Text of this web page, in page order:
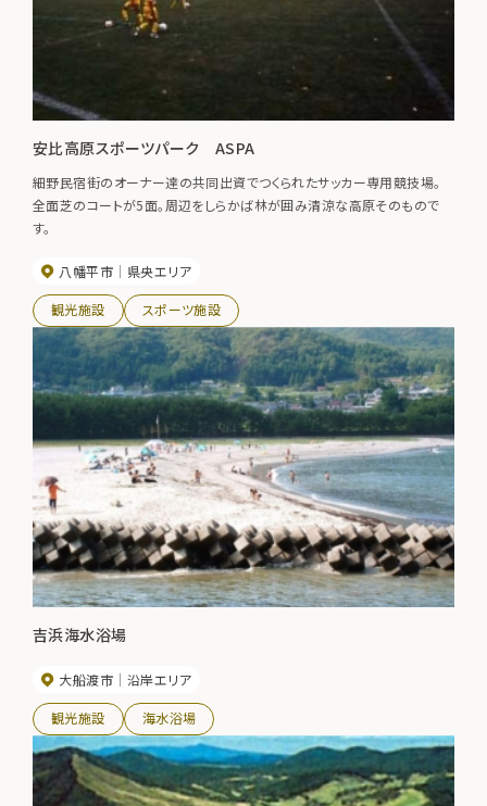
安比高原スポーツパーク ASPA
細野民宿街のオーナー達の共同出資でつくられたサッカー専用競技場。
全面芝のコートが5面。周辺をしらかば林が囲み清涼な高原そのもので
す。
八幡平市 県央エリア
観光施設 スポーツ施設
吉浜海水浴場
大船渡市 沿岸エリア
観光施設 海水浴場